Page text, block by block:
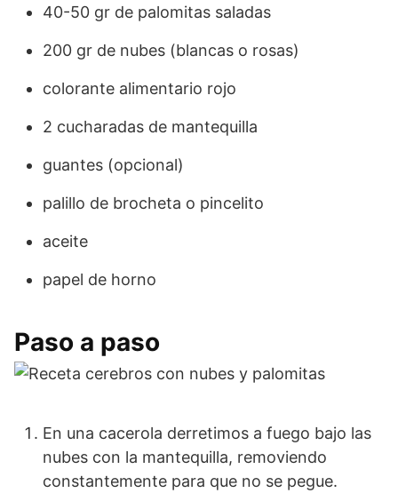
40-50 gr de palomitas saladas
200 gr de nubes (blancas o rosas)
colorante alimentario rojo
2 cucharadas de mantequilla
guantes (opcional)
palillo de brocheta o pincelito
aceite
papel de horno
Paso a paso
En una cacerola derretimos a fuego bajo las
nubes con la mantequilla, removiendo
constantemente para que no se pegue.